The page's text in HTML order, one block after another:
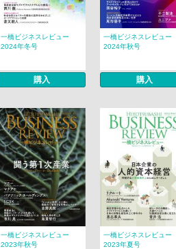
一橋ビジネスレビュー
2024年冬号
購入
一橋ビジネスレビュー
2024年秋号
購入
一橋ビジネスレビュー
2023年秋号
一橋ビジネスレビュー
2023年夏号